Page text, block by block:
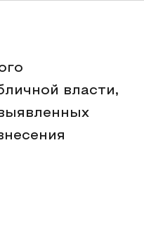
власти,